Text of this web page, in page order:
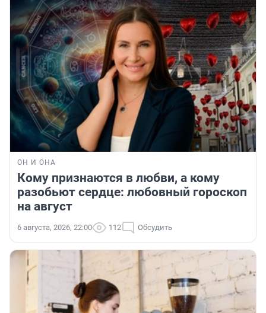
ОН И ОНА
Кому признаются в любви, а кому
разобьют сердце: любовный гороскоп
на август
6 августа, 2026, 22:00 112 Обсудить